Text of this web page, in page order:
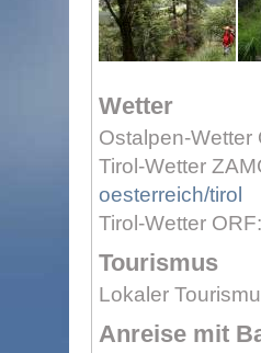
Wetter
Ostalpen-Wetter
Tirol-Wetter
oesterreich/tirol
Tirol-Wetter ORF:
Tourismus
Lokaler
Anreise mit